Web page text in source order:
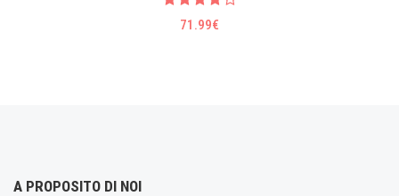
71.99€
A PROPOSITO DI NOI